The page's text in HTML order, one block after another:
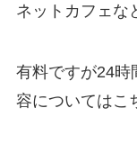
ネットカフェな
有料ですが24時
容についてはこ